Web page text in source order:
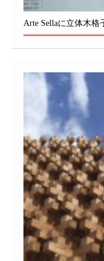
Arte Sellaに立体木格